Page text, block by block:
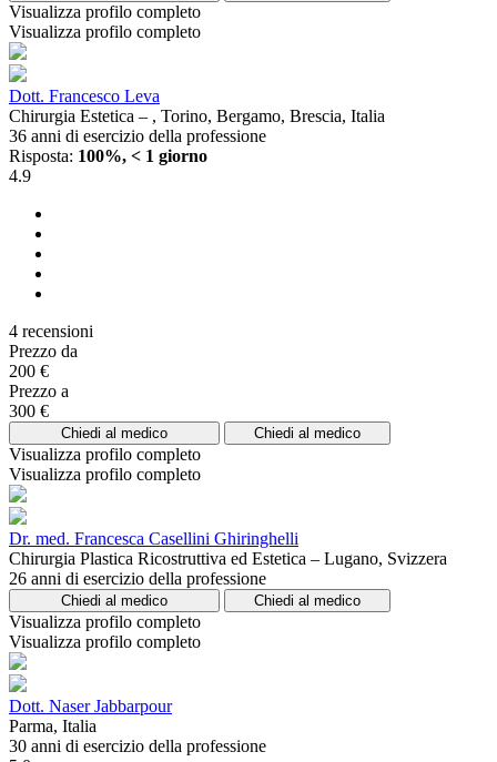
Visualizza profilo completo
Visualizza profilo completo
Dott. Francesco Leva
Chirurgia Estetica – , Torino, Bergamo, Brescia, Italia
36 anni di esercizio della professione
Risposta: 100%, < 1 giorno
4.9
4 recensioni
Prezzo da
200 €
Prezzo a
300 €
Chiedi al medico Chiedi al medico
Visualizza profilo completo
Visualizza profilo completo
Dr. med. Francesca Casellini Ghiringhelli
Chirurgia Plastica Ricostruttiva ed Estetica – Lugano, Svizzera
26 anni di esercizio della professione
Chiedi al medico Chiedi al medico
Visualizza profilo completo
Visualizza profilo completo
Dott. Naser Jabbarpour
Parma, Italia
30 anni di esercizio della professione